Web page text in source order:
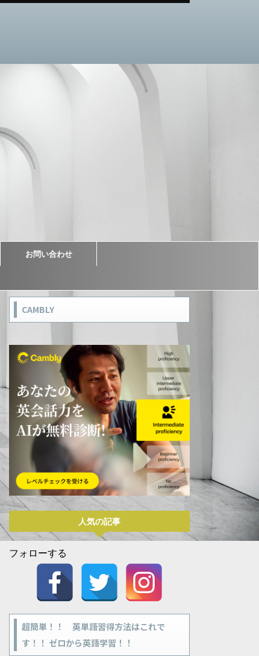
お問い合わせ
CAMBLY
人気の記事
フォローする
超簡単！！ 英単語習得方法はこれで
す！！ ゼロから英語学習！！